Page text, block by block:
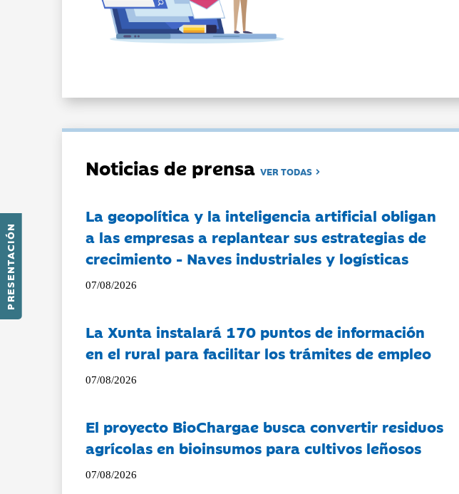
PRESENTACIÓN
Noticias de prensaVER TODAS
La geopolítica y la inteligencia artificial obligan
a las empresas a replantear sus estrategias de
crecimiento - Naves industriales y logísticas
07/08/2026
La Xunta instalará 170 puntos de información
en el rural para facilitar los trámites de empleo
07/08/2026
El proyecto BioChargae busca convertir residuos
agrícolas en bioinsumos para cultivos leñosos
07/08/2026